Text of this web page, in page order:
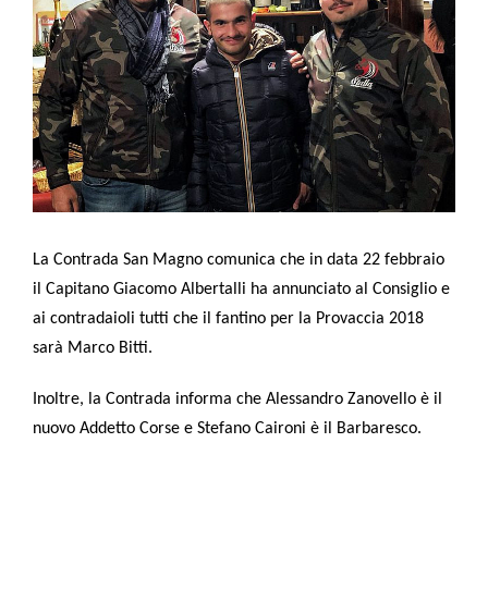
La Contrada San Magno comunica che in data 22 febbraio
il Capitano Giacomo Albertalli ha annunciato al Consiglio e
ai contradaioli tutti che il fantino per la Provaccia 2018
sarà Marco Bitti.
Inoltre, la Contrada informa che Alessandro Zanovello è il
nuovo Addetto Corse e Stefano Caironi è il Barbaresco.